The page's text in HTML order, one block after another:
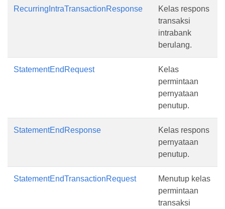
RecurringIntraTransactionResponse
Kelas respons
transaksi
intrabank
berulang.
StatementEndRequest
Kelas
permintaan
pernyataan
penutup.
StatementEndResponse
Kelas respons
pernyataan
penutup.
StatementEndTransactionRequest
Menutup kelas
permintaan
transaksi